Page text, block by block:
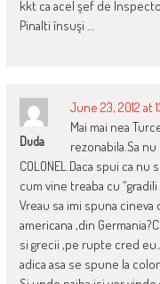
kkt ca acel şef de
Pinalti însuşi …
Duda
June 23, 2012 at
Mai mai nea
rezonabila.Sa nu
COLONEL.Daca spui ca
cum vine treaba cu “gradili
Vreau sa imi spuna cineva
americana ,din
si grecii ,pe rupte cred
adica asa se spune la